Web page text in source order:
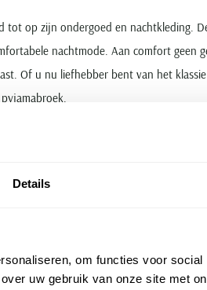
Details
om functies voor
uw gebruik van onze site met
tot op zijn ondergoed en nachtkleding.
nachtmode. Aan comfort
Of u nu liefhebber bent van het
heren, met zachte